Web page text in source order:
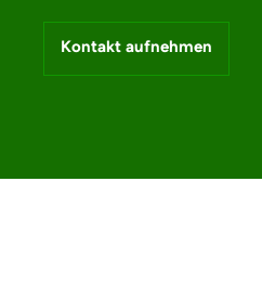
Kontakt aufnehmen